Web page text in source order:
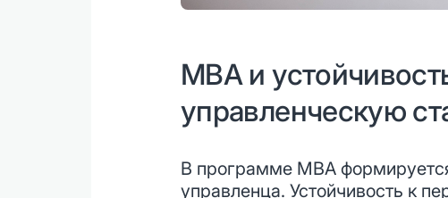
MBA и
управленческую
В программе MBA
управленца. Устойчивость к